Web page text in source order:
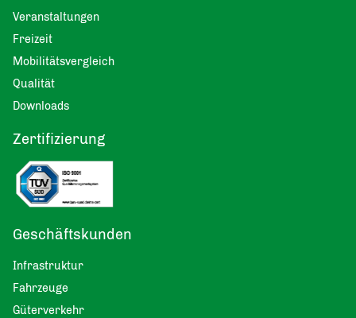
Veranstaltungen
Freizeit
Mobilitätsvergleich
Qualität
Downloads
Zertifizierung
Geschäftskunden
Infrastruktur
Fahrzeuge
Güterverkehr